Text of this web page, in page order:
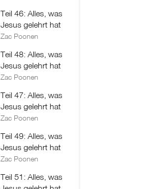
Teil 46: Alles, was
Jesus gelehrt hat
Zac Poonen
Teil 48: Alles, was
Jesus gelehrt hat
Zac Poonen
Teil 47: Alles, was
Jesus gelehrt hat
Zac Poonen
Teil 49: Alles, was
Jesus gelehrt hat
Zac Poonen
Teil 51: Alles, was